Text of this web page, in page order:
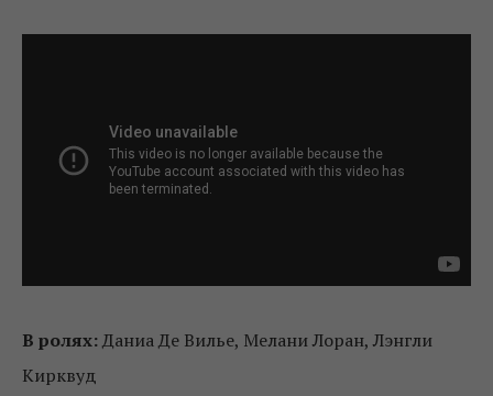
В ролях:Даниа Де Вилье, Мелани Лоран, Лэнгли
Кирквуд